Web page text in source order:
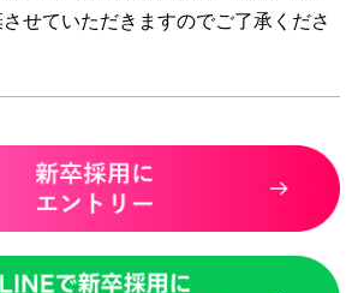
せていただきますのでご了承くださ